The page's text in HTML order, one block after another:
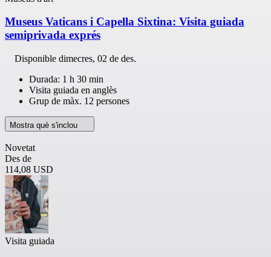
Museus Vaticans i Capella Sixtina: Visita guiada
semiprivada exprés
Disponible dimecres, 02 de des.
Durada: 1 h 30 min
Visita guiada en anglès
Grup de màx. 12 persones
Mostra què s'inclou
Novetat
Des de
114,08 USD
Visita guiada